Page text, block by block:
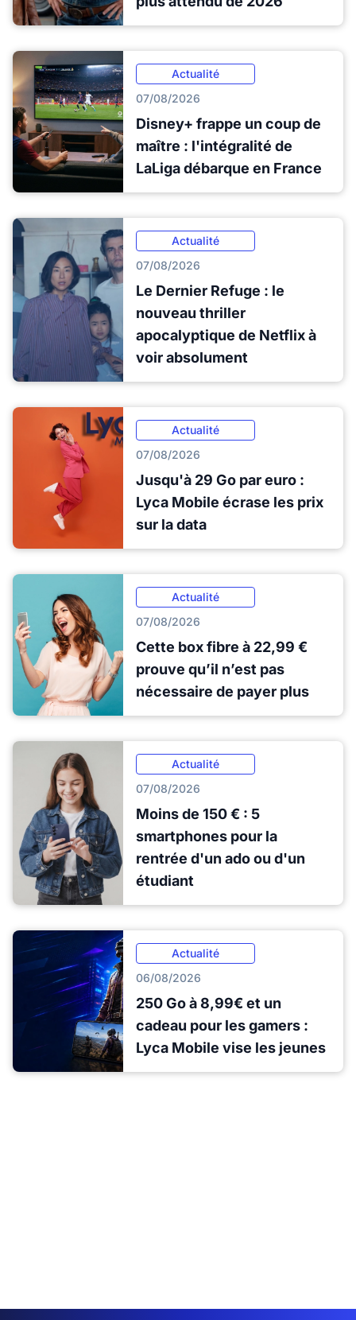
Actualité
07/08/2026
Disney+ frappe un coup de
maître : l'intégralité de
LaLiga débarque en France
Actualité
07/08/2026
Le Dernier Refuge : le
nouveau thriller
apocalyptique de Netflix à
voir absolument
Actualité
07/08/2026
Jusqu'à 29 Go par euro :
Lyca Mobile écrase les prix
sur la data
Actualité
07/08/2026
Cette box fibre à 22,99 €
prouve qu’il n’est pas
nécessaire de payer plus
Actualité
07/08/2026
Moins de 150 € : 5
smartphones pour la
rentrée d'un ado ou d'un
étudiant
Actualité
06/08/2026
250 Go à 8,99€ et un
cadeau pour les gamers :
Lyca Mobile vise les jeunes